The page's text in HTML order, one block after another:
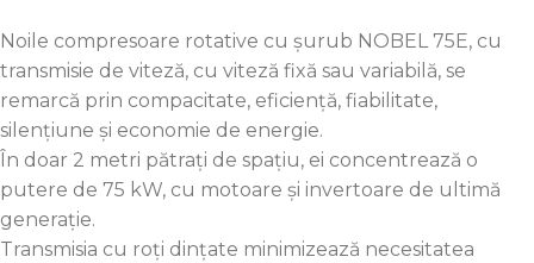
Noile compresoare rotative cu șurub NOBEL 75E, cu
transmisie de viteză, cu viteză fixă sau variabilă, se
remarcă prin compacitate, eficiență, fiabilitate,
silențiune și economie de energie.
În doar 2 metri pătrați de spațiu, ei concentrează o
putere de 75 kW, cu motoare și invertoare de ultimă
generație.
Transmisia cu roți dințate minimizează necesitatea